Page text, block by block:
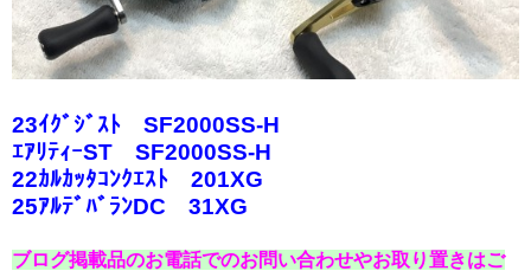
23ｲｸﾞｼﾞｽﾄ SF2000SS-H
ｴｱﾘﾃｨｰST SF2000SS-H
22ｶﾙｶｯﾀｺﾝｸｴｽﾄ 201XG
25ｱﾙﾃﾞﾊﾞﾗﾝDC 31XG
ブログ掲載品のお電話でのお問い合わせやお取り置きはご